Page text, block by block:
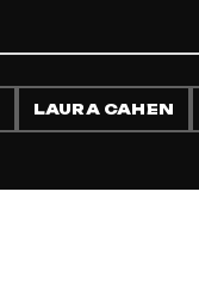
LAURA CAHEN